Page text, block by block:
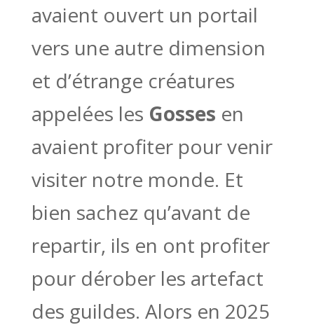
avaient ouvert un portail
vers une autre dimension
et d’étrange créatures
appelées les Gosses en
avaient profiter pour venir
visiter notre monde. Et
bien sachez qu’avant de
repartir, ils en ont profiter
pour dérober les artefact
des guildes. Alors en 2025